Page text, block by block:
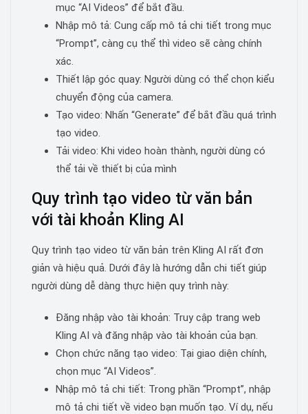
mục “AI Videos” để bắt đầu.
Nhập mô tả: Cung cấp mô tả chi tiết trong mục
“Prompt”, càng cụ thể thì video sẽ càng chính
xác.
Thiết lập góc quay: Người dùng có thể chọn kiểu
chuyển động của camera.
Tạo video: Nhấn “Generate” để bắt đầu quá trình
tạo video.
Tải video: Khi video hoàn thành, người dùng có
thể tải về thiết bị của mình
Quy trình tạo video từ văn bản
với tài khoản Kling AI
Quy trình tạo video từ văn bản trên Kling AI rất đơn
giản và hiệu quả. Dưới đây là hướng dẫn chi tiết giúp
người dùng dễ dàng thực hiện quy trình này:
Đăng nhập vào tài khoản: Truy cập trang web
Kling AI và đăng nhập vào tài khoản của bạn.
Chọn chức năng tạo video: Tại giao diện chính,
chọn mục “AI Videos”.
Nhập mô tả chi tiết: Trong phần “Prompt”, nhập
mô tả chi tiết về video bạn muốn tạo. Ví dụ, nếu